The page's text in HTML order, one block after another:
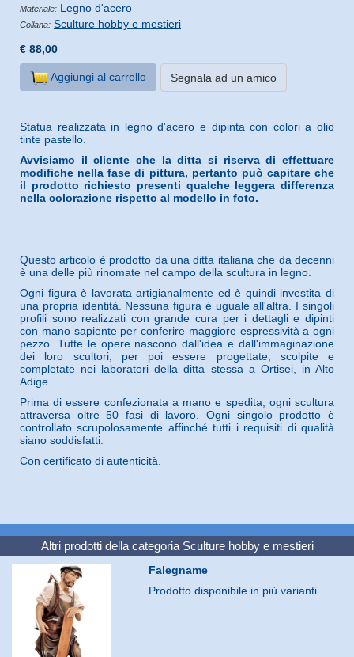
Materiale: Legno d'acero
Collana: Sculture hobby e mestieri
€ 88,00
Aggiungi al carrello Segnala ad un amico
Statua realizzata in legno d'acero e dipinta con colori a olio
tinte pastello.
Avvisiamo il cliente che la ditta si riserva di effettuare
modifiche nella fase di pittura, pertanto può capitare che
il prodotto richiesto presenti qualche leggera differenza
nella colorazione rispetto al modello in foto.
Questo articolo è prodotto da una ditta italiana che da decenni
è una delle più rinomate nel campo della scultura in legno.
Ogni figura è lavorata artigianalmente ed è quindi investita di
una propria identità. Nessuna figura è uguale all'altra. I singoli
profili sono realizzati con grande cura per i dettagli e dipinti
con mano sapiente per conferire maggiore espressività a ogni
pezzo. Tutte le opere nascono dall'idea e dall'immaginazione
dei loro scultori, per poi essere progettate, scolpite e
completate nei laboratori della ditta stessa a Ortisei, in Alto
Adige.
Prima di essere confezionata a mano e spedita, ogni scultura
attraversa oltre 50 fasi di lavoro. Ogni singolo prodotto è
controllato scrupolosamente affinché tutti i requisiti di qualità
siano soddisfatti.
Con certificato di autenticità.
Altri prodotti della categoria Sculture hobby e mestieri
Falegname
Prodotto disponibile in più varianti